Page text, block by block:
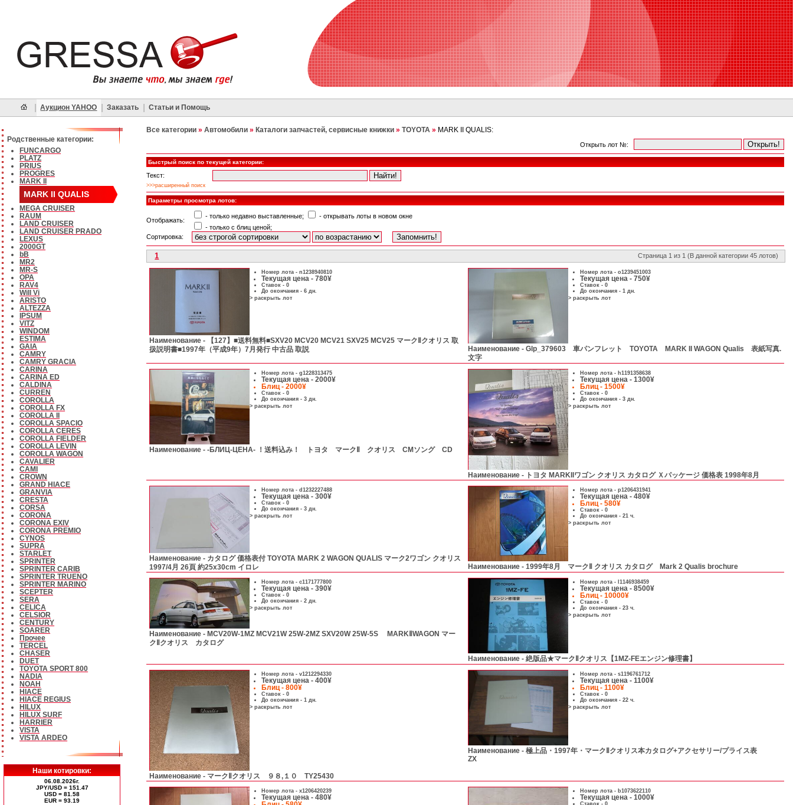
Аукцион YAHOO Заказать Статьи и Помощь
Родственные категории:
FUNCARGO
PLATZ
PRIUS
PROGRES
MARK II
MARK II QUALIS
MEGA CRUISER
RAUM
LAND CRUISER
LAND CRUISER PRADO
LEXUS
2000GT
bB
MR2
MR-S
OPA
RAV4
Will Vi
ARISTO
ALTEZZA
IPSUM
VITZ
WINDOM
ESTIMA
GAIA
CAMRY
CAMRY GRACIA
CARINA
CARINA ED
CALDINA
CURREN
COROLLA
COROLLA FX
COROLLA II
COROLLA SPACIO
COROLLA CERES
COROLLA FIELDER
COROLLA LEVIN
COROLLA WAGON
CAVALIER
CAMI
CROWN
GRAND HIACE
GRANVIA
CRESTA
CORSA
CORONA
CORONA EXIV
CORONA PREMIO
CYNOS
SUPRA
STARLET
SPRINTER
SPRINTER CARIB
SPRINTER TRUENO
SPRINTER MARINO
SCEPTER
SERA
CELICA
CELSIOR
CENTURY
SOARER
Прочее
TERCEL
CHASER
DUET
TOYOTA SPORT 800
NADIA
NOAH
HIACE
HIACE REGIUS
HILUX
HILUX SURF
HARRIER
VISTA
VISTA ARDEO
Наши котировки:
06.08.2026г.
JPY/USD = 151.47
USD = 81.58
ЕUR = 93.19
Все категории » Автомобили » Каталоги запчастей, сервисные книжки » TOYOTA » MARK II QUALIS:
Открыть лот №:
Быстрый поиск по текущей категории:
Текст:
>>>расширенный поиск
Параметры просмотра лотов:
Отображать:
- только недавно выставленные;
- открывать лоты в новом окне
- только с блиц ценой;
Сортировка:
Страница 1 из 1 (В данной категории 45 лотов)
1
Номер лота - n1238940810
Текущая цена - 780¥
Ставок - 0
До окончания - 6 дн.
> раскрыть лот
Наименование -
【127】■送料無料■SXV20 MCV20 MCV21 SXV25 MCV25 マークⅡクオリス 取
扱説明書■1997年（平成9年）7月発行 中古品 取説
Номер лота - o1239451003
Текущая цена - 750¥
Ставок - 0
До окончания - 1 дн.
> раскрыть лот
Наименование - Glp_379603 車パンフレット TOYOTA MARK II WAGON Qualis 表紙写真.
文字
Номер лота - g1228313475
Текущая цена - 2000¥
Блиц - 2000¥
Ставок - 0
До окончания - 3 дн.
> раскрыть лот
Наименование - -БЛИЦ-ЦЕНА- ！送料込み！ トヨタ マークⅡ クオリス CMソング CD
Номер лота - h1191358638
Текущая цена - 1300¥
Блиц - 1500¥
Ставок - 0
До окончания - 3 дн.
> раскрыть лот
Наименование - トヨタ MARKIIワゴン クオリス カタログ Ｘパッケージ 価格表 1998年8月
Номер лота - d1232227488
Текущая цена - 300¥
Ставок - 0
До окончания - 3 дн.
> раскрыть лот
Наименование - カタログ 価格表付 TOYOTA MARK 2 WAGON QUALIS マーク2ワゴン クオリス
1997/4月 26頁 約25x30cm イロレ
Номер лота - p1206431941
Текущая цена - 480¥
Блиц - 580¥
Ставок - 0
До окончания - 21 ч.
> раскрыть лот
Наименование - 1999年8月 マークⅡ クオリス カタログ Mark 2 Qualis brochure
Номер лота - c1171777800
Текущая цена - 390¥
Ставок - 0
До окончания - 2 дн.
> раскрыть лот
Наименование - MCV20W-1MZ MCV21W 25W-2MZ SXV20W 25W-5S MARKⅡWAGON マー
クⅡクオリス カタログ
Номер лота - l1146938459
Текущая цена - 8500¥
Блиц - 10000¥
Ставок - 0
До окончания - 23 ч.
> раскрыть лот
Наименование - 絶版品★マークⅡクオリス【1MZ-FEエンジン修理書】
Номер лота - v1212294330
Текущая цена - 400¥
Блиц - 800¥
Ставок - 0
До окончания - 1 дн.
> раскрыть лот
Наименование - マークⅡクオリス ９８,１０ TY25430
Номер лота - s1196761712
Текущая цена - 1100¥
Блиц - 1100¥
Ставок - 0
До окончания - 22 ч.
> раскрыть лот
Наименование - 極上品・1997年・マークⅡクオリス本カタログ+アクセサリー/プライス表
ZX
Номер лота - x1206420239
Текущая цена - 480¥
Номер лота - b1073622110
Текущая цена - 1000¥